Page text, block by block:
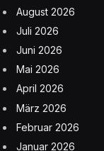
August 2026
Juli 2026
Juni 2026
Mai 2026
April 2026
März 2026
Februar 2026
Januar 2026